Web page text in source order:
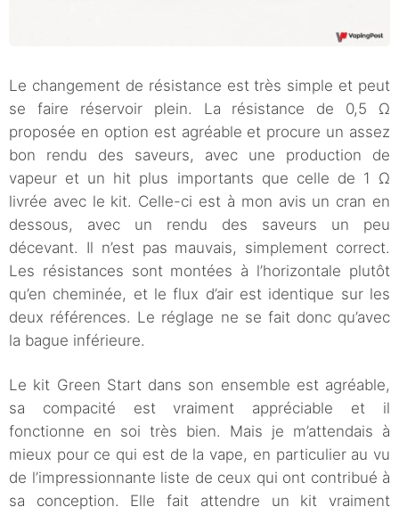
Le changement de résistance est très simple et peut
se faire réservoir plein. La résistance de 0,5 Ω
proposée en option est agréable et procure un assez
bon rendu des saveurs, avec une production de
vapeur et un hit plus importants que celle de 1 Ω
livrée avec le kit. Celle-ci est à mon avis un cran en
dessous, avec un rendu des saveurs un peu
décevant. Il n’est pas mauvais, simplement correct.
Les résistances sont montées à l’horizontale plutôt
qu’en cheminée, et le flux d’air est identique sur les
deux références. Le réglage ne se fait donc qu’avec
la bague inférieure.
Le kit Green Start dans son ensemble est agréable,
sa compacité est vraiment appréciable et il
fonctionne en soi très bien. Mais je m’attendais à
mieux pour ce qui est de la vape, en particulier au vu
de l’impressionnante liste de ceux qui ont contribué à
sa conception. Elle fait attendre un kit vraiment